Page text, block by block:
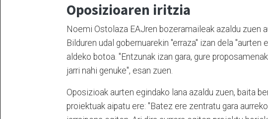
Oposizioaren iritzia
Noemi Ostolaza EAJren bozeramaileak azaldu zuen
Bilduren udal gobernuarekin "erraza" izan dela
aldeko botoa. "Entzunak izan gara, gure
jarri nahi genuke", esan zuen.
Oposizioak aurten egindako lana azaldu zuen, baita
proiektuak aipatu ere: "Batez ere zentratu gara